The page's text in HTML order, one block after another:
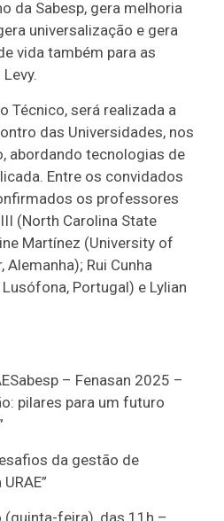
da Sabesp, gera melhoria
universalização e gera
vida também para as
Técnico, será realizada a
das Universidades, nos
abordando tecnologias de
Entre os convidados
os professores
(North Carolina State
Martínez (University of
Alemanha); Rui Cunha
Portugal) e Lylian
– Fenasan 2025 –
pilares para um futuro
da gestão de
(quinta-feira), das 11h –